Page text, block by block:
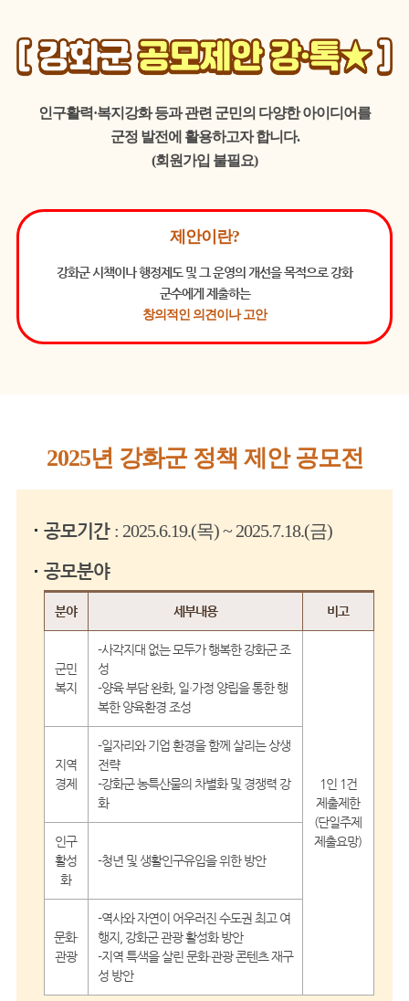
인구활력·복지강화 등과 관련 군민의 다양한 아이디어를
군정 발전에 활용하고자 합니다.
(회원가입 불필요)
제안이란?
강화군 시책이나 행정제도 및 그 운영의 개선을 목적으로 강화
군수에게 제출하는
창의적인 의견이나 고안
2025년 강화군 정책 제안 공모전
공모기간 : 2025.6.19.(목) ~ 2025.7.18.(금)
공모분야
분야
세부내용 비고
군민
복지
-사각지대 없는 모두가 행복한 강화군 조
성
-양육 부담 완화, 일·가정 양립을 통한 행
복한 양육환경 조성
1인 1건
제출제한
(단일주제
제출요망)
지역
경제
-일자리와 기업 환경을 함께 살리는 상생
전략
-강화군 농특산물의 차별화 및 경쟁력 강
화
인구
활성
화
-청년 및 생활인구유입을 위한 방안
문화·
관광
-역사와 자연이 어우러진 수도권 최고 여
행지, 강화군 관광 활성화 방안
-지역 특색을 살린 문화·관광 콘텐츠 재구
성 방안
게시글의 제목, 작성자, 내용으로 검색하세요.